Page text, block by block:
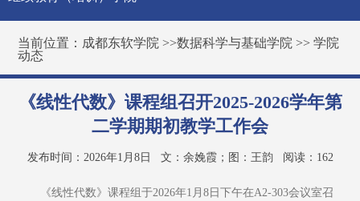
当前位置： 成都东软学院 >>数据科学与基础学院 >>学院
动态
《线性代数》课程组召开2025-2026学年第
二学期期初教学工作会
发布时间：2026年1月8日 文：余娩霞；图：王韵阅读： 162
《线性代数》课程组于2026年1月8日下午在A2-303会议室召